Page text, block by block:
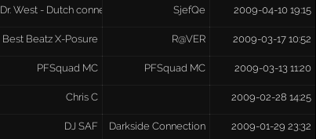
Dr. West - Dutch connection SjefQe 2009-04-10 19:15
Best Beatz X-Posure R@VER 2009-03-17 10:52
PFSquad MC PFSquad MC 2009-03-13 11:20
Chris C 2009-02-28 14:25
DJ SAF Darkside Connection 2009-01-29 23:32